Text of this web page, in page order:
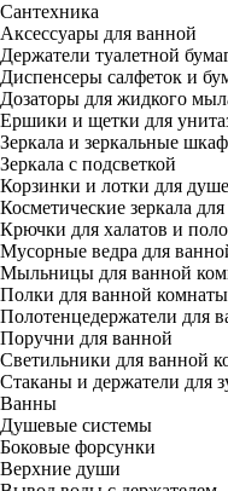
Сантехника
Аксессуары для ванной
Держатели туалетной
Диспенсеры салфеток и
Дозаторы для жидкого
Ершики и щетки для
Зеркала и зеркальные
Зеркала с подсветкой
Корзинки и лотки для
Косметические зеркала
Крючки для халатов и
Мусорные ведра для
Мыльницы для ванной
Полки для ванной комнаты
Полотенцедержатели для
Поручни для ванной
Светильники для ванной
Стаканы и держатели для
Ванны
Душевые системы
Боковые форсунки
Верхние души